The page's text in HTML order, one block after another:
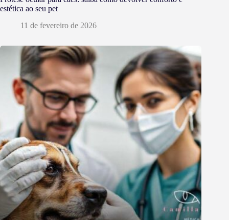
estética ao seu pet
11 de fevereiro de 2026